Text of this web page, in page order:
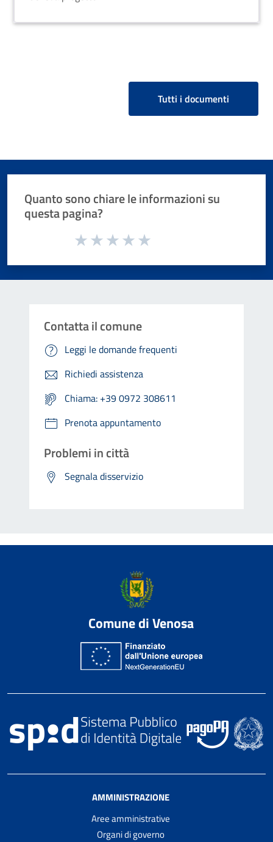
Tutti i documenti
Quanto sono chiare le informazioni su
questa pagina?
Valuta da 1 a 5 stelle la pagina
Contatta il comune
Leggi le domande frequenti
Richiedi assistenza
Chiama: +39 0972 308611
Prenota appuntamento
Problemi in città
Segnala disservizio
Comune di Venosa
AMMINISTRAZIONE
Aree amministrative
Organi di governo